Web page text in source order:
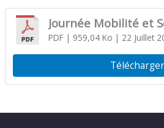
Journée Mobilité et
PDF| 959,04 Ko | 22 Juillet
Télécharger